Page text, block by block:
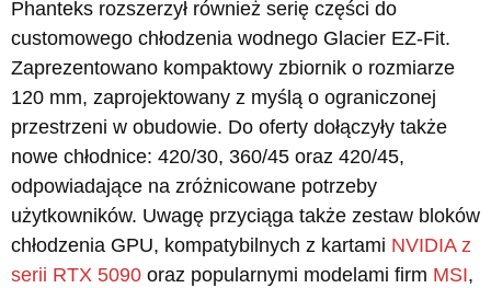
Phanteks rozszerzył również serię części do
customowego chłodzenia wodnego Glacier EZ-Fit.
Zaprezentowano kompaktowy zbiornik o rozmiarze
120 mm, zaprojektowany z myślą o ograniczonej
przestrzeni w obudowie. Do oferty dołączyły także
nowe chłodnice: 420/30, 360/45 oraz 420/45,
odpowiadające na zróżnicowane potrzeby
użytkowników. Uwagę przyciąga także zestaw bloków
chłodzenia GPU, kompatybilnych z kartami NVIDIA z
serii RTX 5090 oraz popularnymi modelami firm MSI,